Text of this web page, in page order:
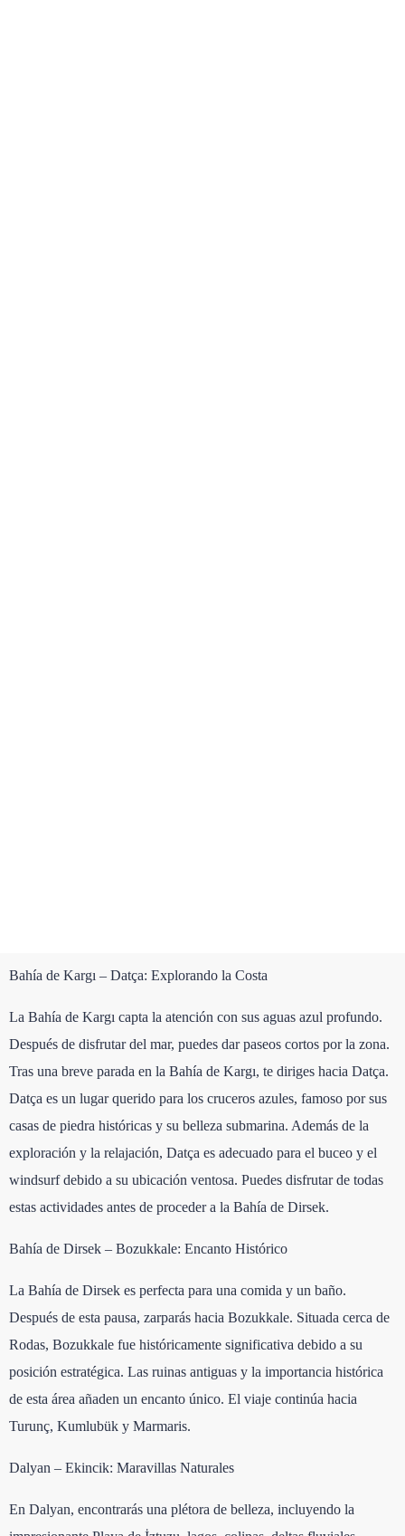
Bahía de Kargı – Datça: Explorando la Costa
La Bahía de Kargı capta la atención con sus aguas azul profundo.
Después de disfrutar del mar, puedes dar paseos cortos por la zona.
Tras una breve parada en la Bahía de Kargı, te diriges hacia Datça.
Datça es un lugar querido para los cruceros azules, famoso por sus
casas de piedra históricas y su belleza submarina. Además de la
exploración y la relajación, Datça es adecuado para el buceo y el
windsurf debido a su ubicación ventosa. Puedes disfrutar de todas
estas actividades antes de proceder a la Bahía de Dirsek.
Bahía de Dirsek – Bozukkale: Encanto Histórico
La Bahía de Dirsek es perfecta para una comida y un baño.
Después de esta pausa, zarparás hacia Bozukkale. Situada cerca de
Rodas, Bozukkale fue históricamente significativa debido a su
posición estratégica. Las ruinas antiguas y la importancia histórica
de esta área añaden un encanto único. El viaje continúa hacia
Turunç, Kumlubük y Marmaris.
Dalyan – Ekincik: Maravillas Naturales
En Dalyan, encontrarás una plétora de belleza, incluyendo la